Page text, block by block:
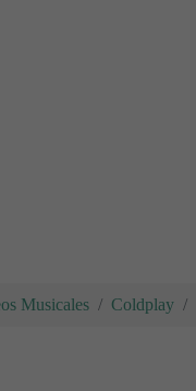
Musicales Coldplay